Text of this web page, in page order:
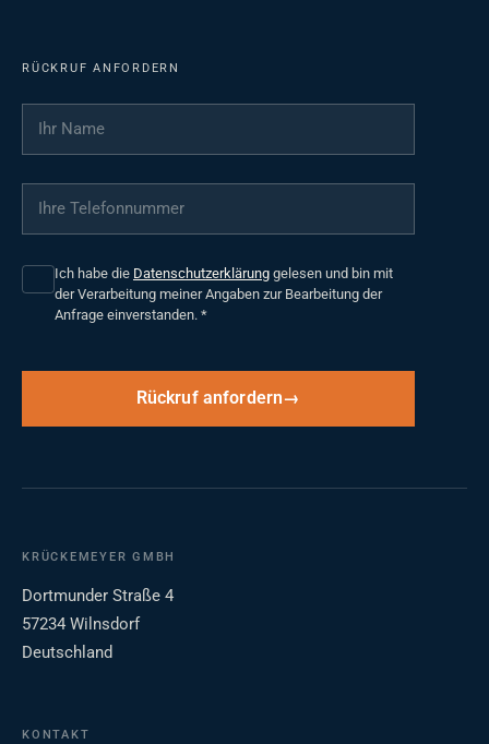
RÜCKRUF ANFORDERN
Ihr Name
Ihre Telefonnummer
Ich habe die Datenschutzerklärung gelesen und bin mit
der Verarbeitung meiner Angaben zur Bearbeitung der
Anfrage einverstanden. *
Rückruf anfordern
KRÜCKEMEYER GMBH
Dortmunder Straße 4
57234 Wilnsdorf
Deutschland
KONTAKT